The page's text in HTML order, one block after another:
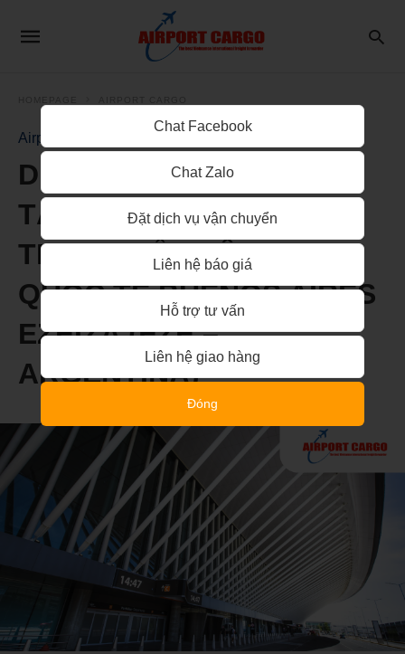
Airport Cargo
DỊCH VỤ BOOKING VẬN
TẢI HÀNG KHÔNG TỪ
TPHCM ĐẾN SÂN BAY
QUỐC TẾ BUENOS AIRES
EZEIZA (EZE –
ARGENTINA)
Chat Facebook
Chat Zalo
Đặt dịch vụ vận chuyển
Liên hệ báo giá
Hỗ trợ tư vấn
Liên hệ giao hàng
Đóng